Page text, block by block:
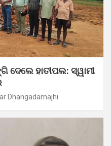
ହାତୀପଲ: ସ୍ୱାମୀ
Dhangadamajhi